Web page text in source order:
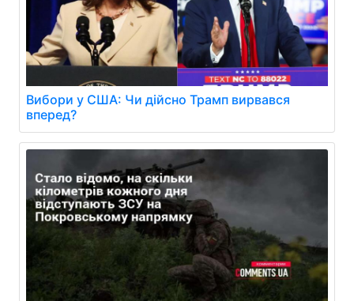
Вибори у США: Чи дійсно Трамп вирвався
вперед?